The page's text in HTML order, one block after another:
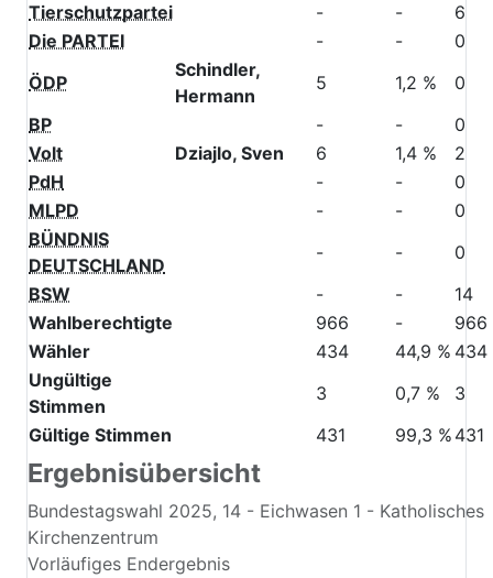
Ergebnisübersicht
Bundestagswahl 2025, 14 - Eichwasen 1 - Katholisches
Kirchenzentrum
Vorläufiges Endergebnis
Tierschutzpartei
- -
6
Die PARTEI
- -
0
ÖDP
Schindler,
Hermann
5 1,2 %
0
BP
- -
0
Volt
Dziajlo, Sven 6 1,4 %
2
PdH
- -
0
MLPD
- -
0
BÜNDNIS
DEUTSCHLAND
- -
0
BSW
- -
14
Wahlberechtigte
966 -
966
Wähler
434 44,9 % 434
Ungültige
Stimmen
3 0,7 %
3
Gültige Stimmen
431 99,3 % 431